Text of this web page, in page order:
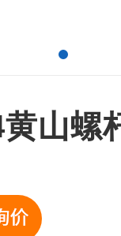
山螺